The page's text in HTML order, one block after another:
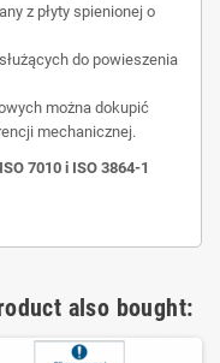
z płyty spienionej o
do powieszenia
można dokupić
mechanicznej.
7010 i ISO 3864-1
also bought: